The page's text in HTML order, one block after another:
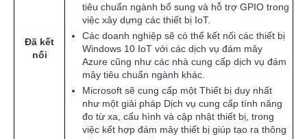
Đã kết
nối
tiêu chuẩn ngành bổ sung và hỗ trợ GPIO trong
việc xây dựng các thiết bị IoT.
Các doanh nghiệp sẽ có thể kết nối các thiết bị
Windows 10 IoT với các dịch vụ đám mây
Azure cũng như các nhà cung cấp dịch vụ đám
mây tiêu chuẩn ngành khác.
Microsoft sẽ cung cấp một Thiết bị duy nhất
như một giải pháp Dịch vụ cung cấp tính năng
đo từ xa, cấu hình và cập nhật thiết bị, trong
việc kết hợp đám mây thiết bị giúp tạo ra thông